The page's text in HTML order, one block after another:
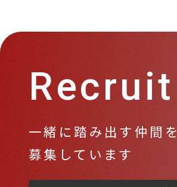
Recruit
一緒に踏み出す仲間を
募集しています